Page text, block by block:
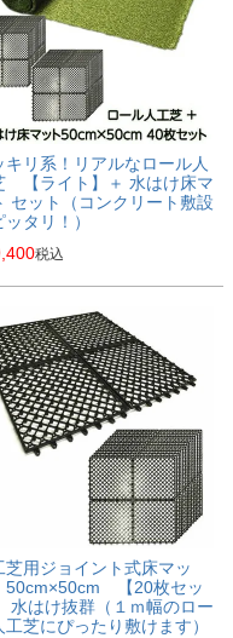
キリ系！リアルなロール人
【ライト】＋ 水はけ床マ
セット（コンクリート敷設
ッタリ！）
税込
芝用ジョイント式床マッ
【20枚セッ
水はけ抜群（１ｍ幅のロー
工芝にぴったり敷けます）